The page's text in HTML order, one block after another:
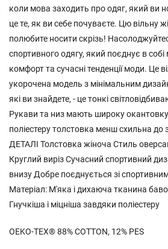
коли мова заходить про одяг, який ви
це те, як ви себе почуваєте. Цю вільну
полюбите носити скрізь!
спортивного одягу, який поєднує в
комфорт та сучасні тенденції моди. Це
укорочена модель з мінімальним
які ви знайдете, - це тонкі
Рукави та низ мають широку
поліестеру толстовка менш схильна до
ДЕТАЛІ Толстовка жіноча Стиль
Круглий виріз Сучасний спортивний
внизу Добре поєднується зі
Матеріал: М'яка і дихаюча тканина
Гнучкіша і міцніша завдяки поліестеру
OEKO-TEX® 88% COTTON, 12% PES